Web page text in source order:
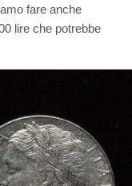
fare anche
lire che potrebbe